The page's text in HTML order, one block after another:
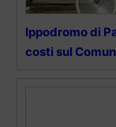
Ippodromo di
costi sul